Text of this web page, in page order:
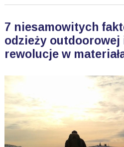
7 niesamowitych
odzieży outdoorowej
rewolucje w